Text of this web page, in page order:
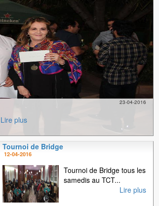
23-04-2016
Lire plus
Tournoi de Bridge
12-04-2016
Tournoi de Bridge tous les
samedis au TCT...
Lire plus